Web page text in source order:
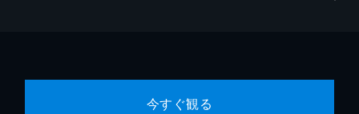
今すぐ観る